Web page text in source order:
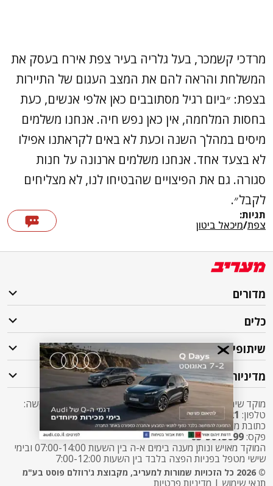
מרדכי קשמכר, בעל גלריה בעיר צפת אירח בעסק את
המשלחת והראה להם את המצב העגום של התיירות
בצפת: ״ביום רגיל מסתובבים כאן אלפי אנשים, כעת
בחסות המלחמה, אין כאן נפש חיה. אנחנו משלמים
מיסים במהלך השנה וכעת לא באים לקראתנו אפילו
לא בצעד אחד. אנחנו משלמים ארנונה על חנות
סגורה. גם את הפיצויים שהבטיחו לנו, לא מצליחים
לקבל״.
תגיות:
צפת/מיכאל ביטון
מדורים
כלים
שיתופי פעולה
מדיניות
מוקד שירות לקוחות מעריב אליו ניתן לפנות בכל שאלה או בקשה:
טלפון: 2421* שלוחה 5 מעריב או
03-7619056
כתובת מייל:sherut@maariv.co.il
פקס:03-5613699
המוקד מאויש ונותן מענה בימים א-ה בין השעות 07:00-14:00 ובימי
שישי מטפל בפניות הפצה בלבד בין השעות 7:00-12:00
© 2026 כל הזכויות שמורות למעריב, מקבוצת ג'רוזלם פוסט בע"מ
תנאי שימוש | מדיניות פרטיות